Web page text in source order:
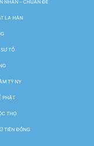
NHÃN – CHUẨN ĐỀ
LA HÁN
TỔ
TỲ NY
PHẬT
THỌ
TIÊN ĐỒNG